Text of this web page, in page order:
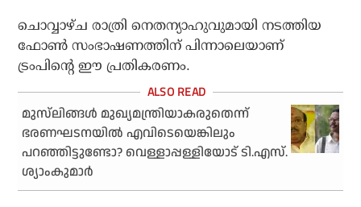
ചൊവ്വാഴ്ച രാത്രി നെതന്യാഹുവുമായി നടത്തിയ
ഫോണ്‍ സംഭാഷണത്തിന് പിന്നാലെയാണ്
ട്രംപിന്റെ ഈ പ്രതികരണം.
മുസ്‌ലിങ്ങള്‍ മുഖ്യമന്ത്രിയാകരുതെന്ന്
ഭരണഘടനയില്‍ എവിടെയെങ്കിലും
പറഞ്ഞിട്ടുണ്ടോ? വെള്ളാപ്പള്ളിയോട് ടി.എസ്.
ശ്യാംകുമാര്‍